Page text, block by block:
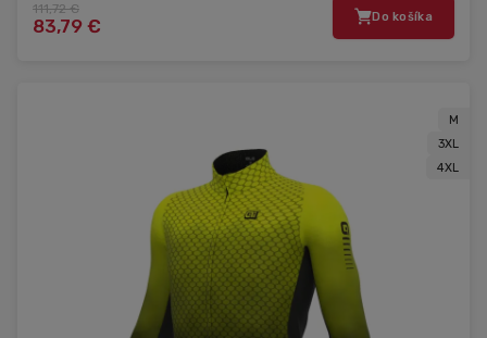
111,72 €
83,79 € Do košíka
M
3XL
4XL